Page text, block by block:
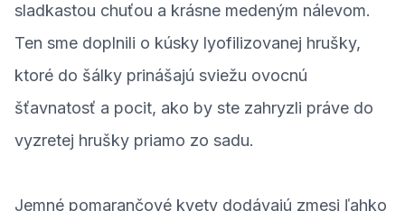
sladkastou chuťou a krásne medeným nálevom.
Ten sme doplnili o kúsky lyofilizovanej hrušky,
ktoré do šálky prinášajú sviežu ovocnú
šťavnatosť a pocit, ako by ste zahryzli práve do
vyzretej hrušky priamo zo sadu.
Jemné pomarančové kvety dodávajú zmesi ľahko